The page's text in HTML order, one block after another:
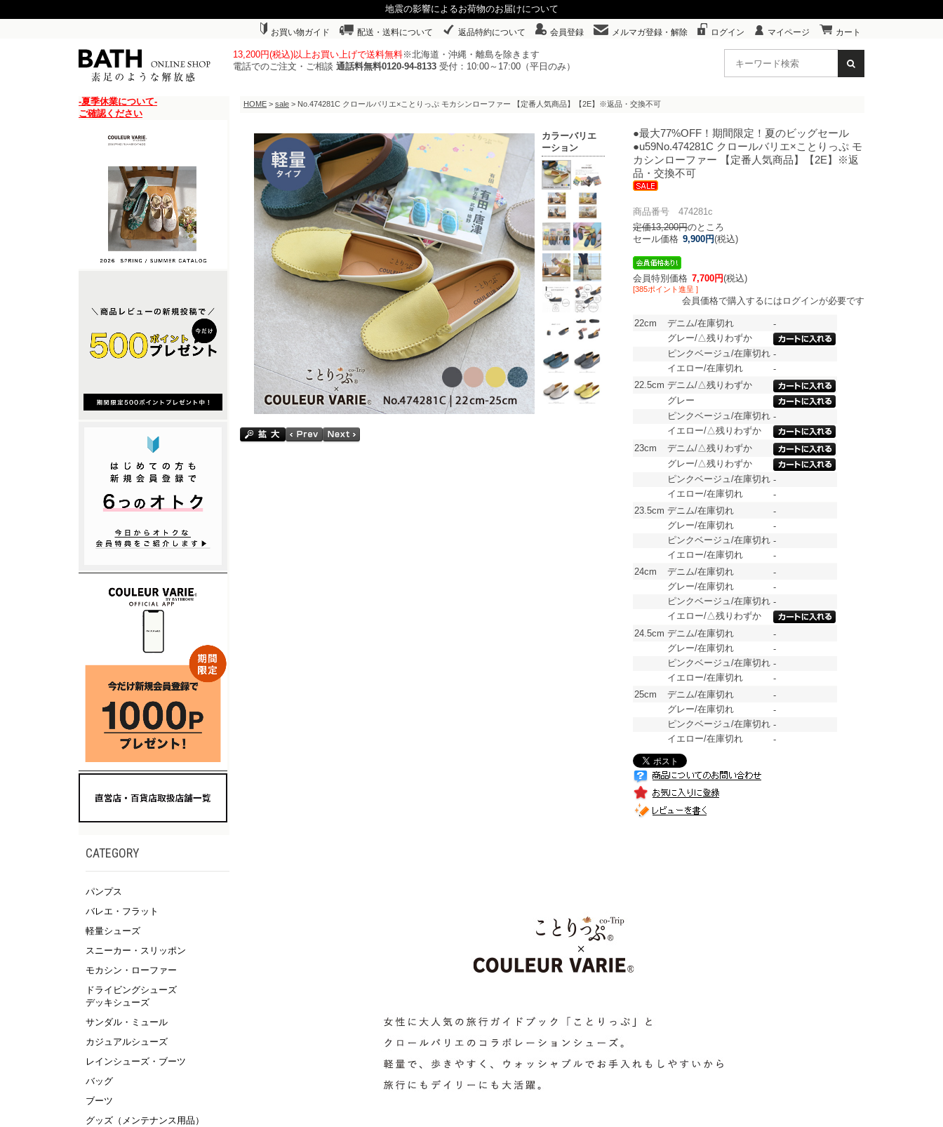
地震の影響によるお荷物のお届けについて
お買い物ガイド 配送・送料について 返品特約について 会員登録 メルマガ登録・解除 ログイン マイページ カート
13,200円(税込)以上お買い上げで送料無料※北海道・沖縄・離島を除きます
電話でのご注文・ご相談 通話料無料0120-94-8133 受付：10:00～17:00（平日のみ）
-夏季休業について-
ご確認ください
CATEGORY
パンプス
バレエ・フラット
軽量シューズ
スニーカー・スリッポン
モカシン・ローファー
ドライビングシューズ
デッキシューズ
サンダル・ミュール
カジュアルシューズ
レインシューズ・ブーツ
バッグ
ブーツ
グッズ（メンテナンス用品）
HOME > sale > No.474281C クロールバリエ×ことりっぷ モカシンローファー 【定番人気商品】【2E】※返品・交換不可
●最大77%OFF！期間限定！夏のビッグセール
●u59No.474281C クロールバリエ×ことりっぷ モ
カシンローファー 【定番人気商品】【2E】※返
品・交換不可
商品番号 474281c
定価13,200円のところ
セール価格 9,900円(税込)
会員特別価格 7,700円(税込)
[385ポイント進呈 ]
会員価格で購入するにはログインが必要です
22cm デニム/在庫切れ
-
グレー/△残りわずか
ピンクベージュ/在庫切れ -
イエロー/在庫切れ
-
22.5cm デニム/△残りわずか
グレー
ピンクベージュ/在庫切れ -
イエロー/△残りわずか
23cm
デニム/△残りわずか
グレー/△残りわずか
ピンクベージュ/在庫切れ -
イエロー/在庫切れ
-
23.5cm デニム/在庫切れ
-
グレー/在庫切れ
-
ピンクベージュ/在庫切れ -
イエロー/在庫切れ
-
24cm
デニム/在庫切れ
-
グレー/在庫切れ
-
ピンクベージュ/在庫切れ -
イエロー/△残りわずか
24.5cm デニム/在庫切れ
-
グレー/在庫切れ
-
ピンクベージュ/在庫切れ -
イエロー/在庫切れ
-
25cm
デニム/在庫切れ
-
グレー/在庫切れ
-
ピンクベージュ/在庫切れ -
イエロー/在庫切れ
-
カラーバリエ
ーション